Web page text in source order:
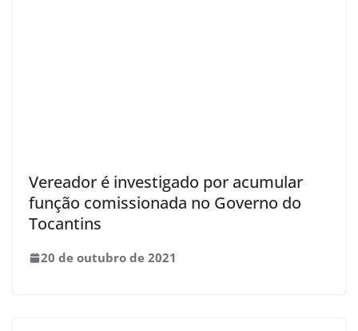
Vereador é investigado por acumular
função comissionada no Governo do
Tocantins
20 de outubro de 2021